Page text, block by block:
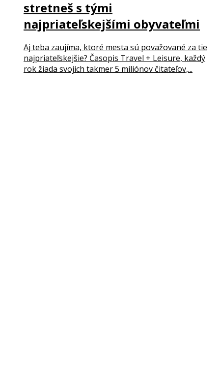
stretneš s tými
najpriateľskejšími obyvateľmi
Aj teba zaujíma, ktoré mesta sú považované za tie
najpriateľskejšie? Časopis Travel + Leisure, každý
rok žiada svojich takmer 5 miliónov čitateľov,...